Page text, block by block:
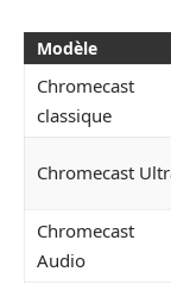
Modèle
Chromecast
classique
Chromecast
Chromecast
Audio